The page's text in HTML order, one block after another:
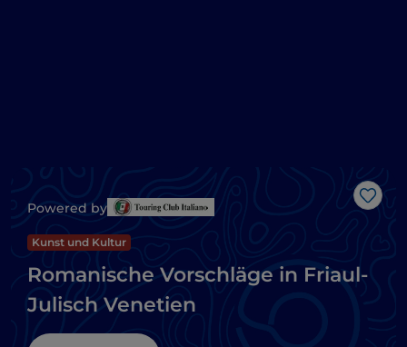
Like
Powered by
Kunst und Kultur
Romanische Vorschläge in Friaul-
Julisch Venetien